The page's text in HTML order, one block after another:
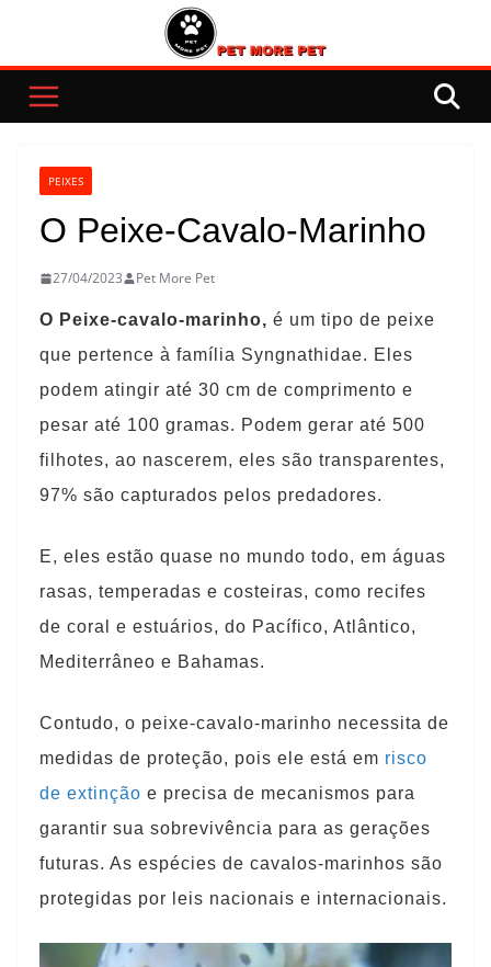
o
conteúdo
PEIXES
O Peixe-Cavalo-Marinho
27/04/2023 Pet More Pet
O Peixe-cavalo-marinho, é um tipo de peixe
que pertence à família Syngnathidae. Eles
podem atingir até 30 cm de comprimento e
pesar até 100 gramas. Podem gerar até 500
filhotes, ao nascerem, eles são transparentes,
97% são capturados pelos predadores.
E, eles estão quase no mundo todo, em águas
rasas, temperadas e costeiras, como recifes
de coral e estuários, do Pacífico, Atlântico,
Mediterrâneo e Bahamas.
Contudo, o peixe-cavalo-marinho necessita de
medidas de proteção, pois ele está em risco
de extinção e precisa de mecanismos para
garantir sua sobrevivência para as gerações
futuras. As espécies de cavalos-marinhos são
protegidas por leis nacionais e internacionais.